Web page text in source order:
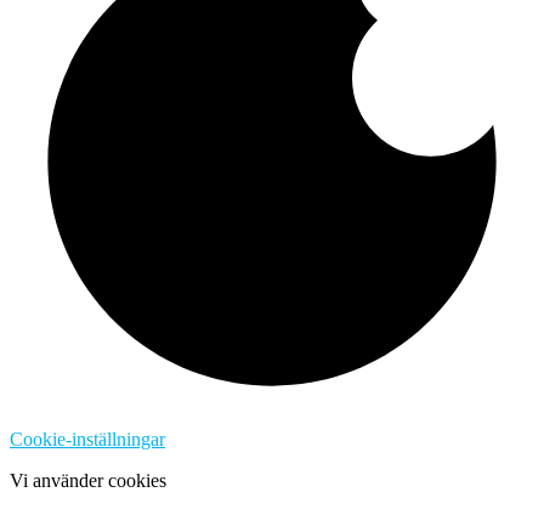
Cookie-inställningar
Vi använder cookies